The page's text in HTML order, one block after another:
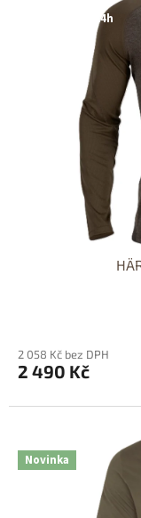
Dostupnost 24h
2 058 Kč bez DPH
2 490 Kč
Novinka